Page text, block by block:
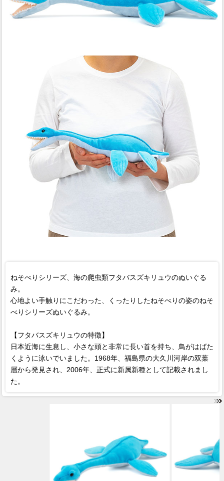
ねそべりシリーズ、海の爬虫類フタバスズキリュウのぬいぐる
み。
心地よい手触りにこだわった、くったりしたねそべりの姿のねそ
べりシリーズぬいぐるみ。
【フタバスズキリュウの特徴】
日本近海に生息し、小さな頭と非常に長い首を持ち、鳥がはばた
くように泳いでいました。1968年、福島県の大久川河岸の双葉
層から発見され、2006年、正式に新属新種として記載されまし
た。